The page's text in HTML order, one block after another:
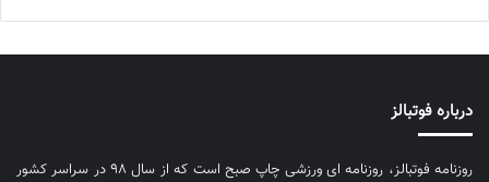
درباره فوتبالز
روزنامه فوتبالز، روزنامه ای ورزشی چاپ صبح است که از سال ۹۸ در سراسر کشور